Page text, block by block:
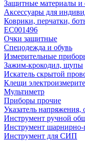
Защитные материалы и
Аксессуары для
Коврики, перчатки,
EC001496
Очки защитные
Спецодежда и обувь
Измерительные
Зажим-крокодил, щупы
Искатель скрытой
Клещи
Мультиметр
Приборы прочие
Указатель напряжения,
Инструмент ручной
Инструмент шарнирно-
Инструмент для СИП